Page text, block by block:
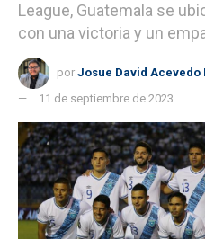
League, Guatemala se
con una victoria y un
por Josue David Acevedo
11 de septiembre de 2023